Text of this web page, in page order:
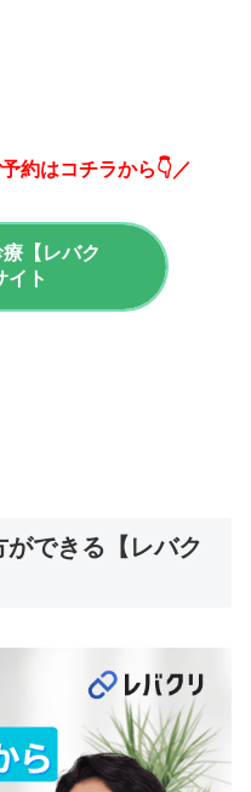
約はコチラから👇／
【レバク
イト
できる【レバク